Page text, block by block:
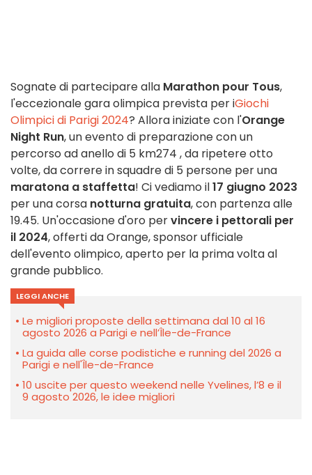
Sognate di partecipare alla Marathon pour Tous,
l'eccezionale gara olimpica prevista per iGiochi
Olimpici di Parigi 2024? Allora iniziate con l'Orange
Night Run, un evento di preparazione con un
percorso ad anello di 5 km274 , da ripetere otto
volte, da correre in squadre di 5 persone per una
maratona a staffetta! Ci vediamo il17 giugno 2023
per una corsa notturna gratuita, con partenza alle
19.45. Un'occasione d'oro pervincere i pettorali per
il 2024, offerti da Orange, sponsor ufficiale
dell'evento olimpico, aperto per la prima volta al
grande pubblico.
LEGGI ANCHE
Le migliori proposte della settimana dal 10 al 16
agosto 2026 a Parigi e nell’Île-de-France
La guida alle corse podistiche e running del 2026 a
Parigi e nell'Île-de-France
10 uscite per questo weekend nelle Yvelines, l’8 e il
9 agosto 2026, le idee migliori